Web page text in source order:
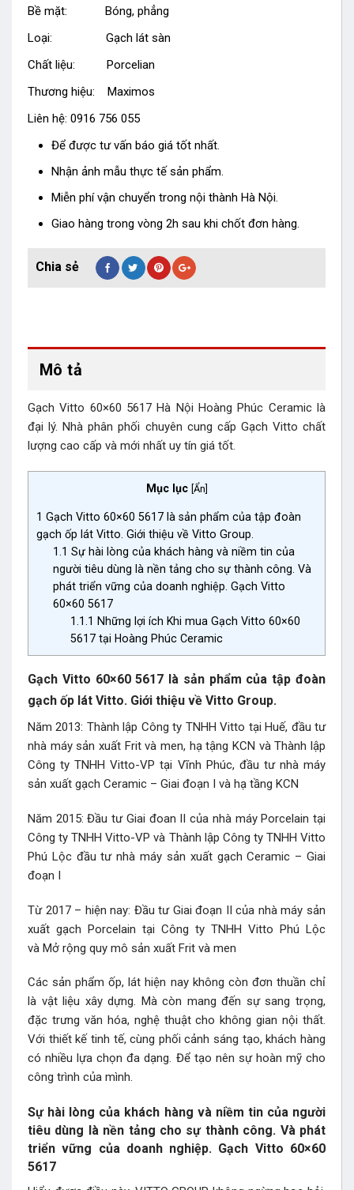
Bề mặt: Bóng, phẳng
Loại: Gạch lát sàn
Chất liệu: Porcelian
Thương hiệu: Maximos
Liên hệ: 0916 756 055
Để được tư vấn báo giá tốt nhất.
Nhận ảnh mẫu thực tế sản phẩm.
Miễn phí vận chuyển trong nội thành Hà Nội.
Giao hàng trong vòng 2h sau khi chốt đơn hàng.
Mô tả
Gạch Vitto 60×60 5617 Hà Nội Hoàng Phúc Ceramic là
đại lý. Nhà phân phối chuyên cung cấp Gạch Vitto chất
lượng cao cấp và mới nhất uy tín giá tốt.
Mục lục [Ẩn]
1 Gạch Vitto 60×60 5617 là sản phẩm của tập đoàn
gạch ốp lát Vitto. Giới thiệu về Vitto Group.
1.1 Sự hài lòng của khách hàng và niềm tin của
người tiêu dùng là nền tảng cho sự thành công. Và
phát triển vững của doanh nghiệp. Gạch Vitto
60×60 5617
1.1.1 Những lợi ích Khi mua Gạch Vitto 60×60
5617 tại Hoàng Phúc Ceramic
Gạch Vitto 60×60 5617 là sản phẩm của tập đoàn
gạch ốp lát Vitto. Giới thiệu về Vitto Group.
Năm 2013: Thành lập Công ty TNHH Vitto tại Huế, đầu tư
nhà máy sản xuất Frit và men, hạ tậng KCN và Thành lập
Công ty TNHH Vitto-VP tại Vĩnh Phúc, đầu tư nhà máy
sản xuất gạch Ceramic – Giai đoạn I và hạ tầng KCN
Năm 2015: Đầu tư Giai đoan II của nhà máy Porcelain tại
Công ty TNHH Vitto-VP và Thành lập Công ty TNHH Vitto
Phú Lộc đầu tư nhà máy sản xuất gạch Ceramic – Giai
đoạn I
Từ 2017 – hiện nay: Đầu tư Giai đoạn II của nhà máy sản
xuất gạch Porcelain tại Công ty TNHH Vitto Phú Lộc
và Mở rộng quy mô sản xuất Frit và men
Các sản phẩm ốp, lát hiện nay không còn đơn thuần chỉ
là vật liệu xây dựng. Mà còn mang đến sự sang trọng,
đặc trưng văn hóa, nghệ thuật cho không gian nội thất.
Với thiết kế tinh tế, cùng phối cảnh sáng tạo, khách hàng
có nhiều lựa chọn đa dạng. Để tạo nên sự hoàn mỹ cho
công trình của mình.
Sự hài lòng của khách hàng và niềm tin của người
tiêu dùng là nền tảng cho sự thành công. Và phát
triển vững của doanh nghiệp. Gạch Vitto 60×60
5617